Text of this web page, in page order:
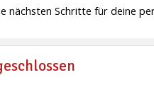
nächsten Schritte für deine